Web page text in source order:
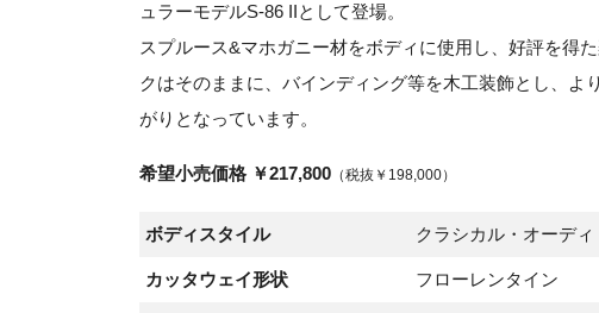
ュラーモデルS-86 IIとして登場。
スプルース&マホガニー材をボディに使用し、好評を得
クはそのままに、バインディング等を木工装飾とし、よ
がりとなっています。
希望小売価格 ￥217,800 （税抜￥198,000）
ボディスタイル クラシカル・オーディ
カッタウェイ形状 フローレンタイン